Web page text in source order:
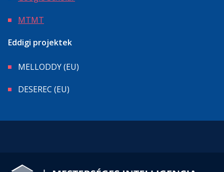
MTMT
Eddigi projektek
MELLODDY (EU)
DESEREC (EU)